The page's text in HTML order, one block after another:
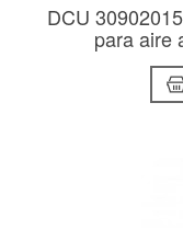
DCU
para aire